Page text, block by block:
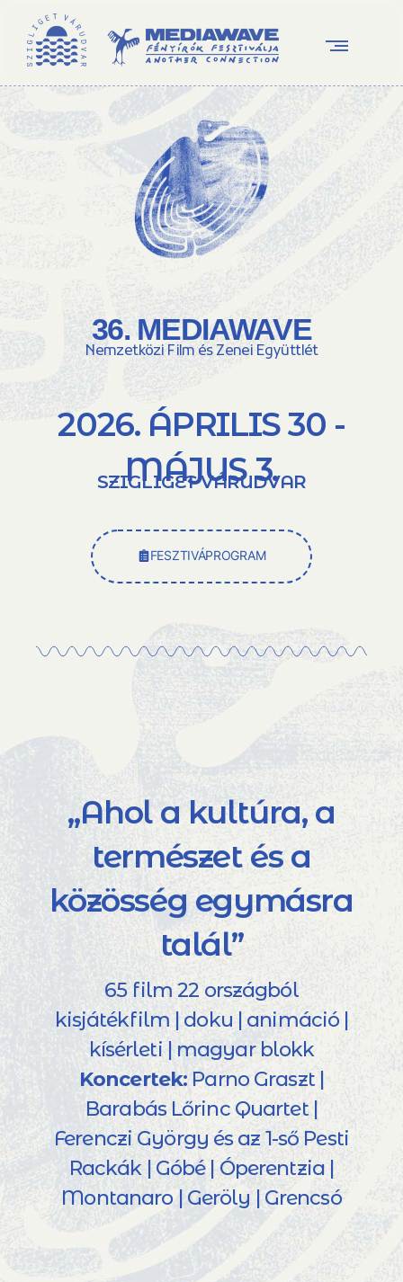
36. MEDIAWAVE
Nemzetközi Film és Zenei Együttlét
2026. ÁPRILIS 30 -
MÁJUS 3.
SZIGLIGET VÁRUDVAR
FESZTIVÁPROGRAM
„Ahol a kultúra, a
természet és a
közösség egymásra
talál”
65 film 22 országból
kisjátékfilm | doku | animáció |
kísérleti | magyar blokk
Koncertek: Parno Graszt |
Barabás Lőrinc Quartet |
Ferenczi György és az 1-ső Pesti
Rackák | Góbé | Óperentzia |
Montanaro | Geröly | Grencsó